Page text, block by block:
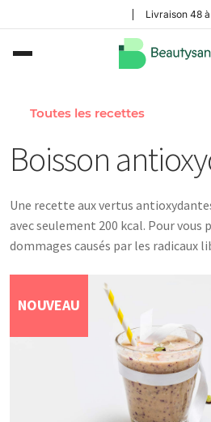
Livraison 48
Toutes les recettes
Boisson
Une recette aux vertus
avec seulement 200 kcal. Pour
dommages causés par les radicaux
NOUVEAU